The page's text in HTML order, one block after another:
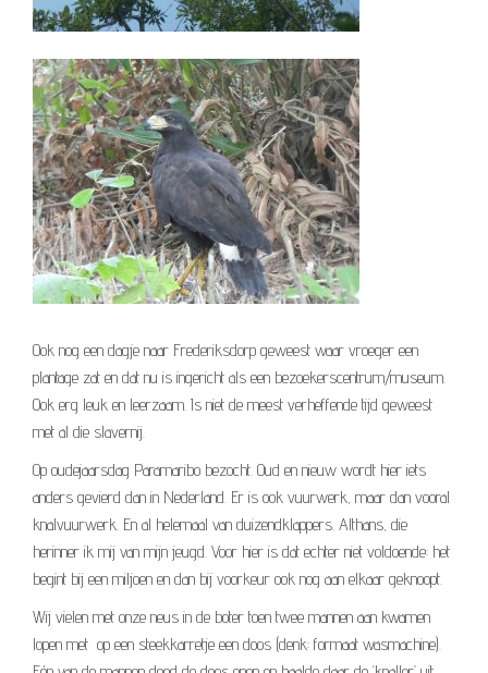
Ook nog een dagje naar Frederiksdorp geweest waar vroeger een
plantage zat en dat nu is ingericht als een bezoekerscentrum/museum.
Ook erg leuk en leerzaam. Is niet de meest verheffende tijd geweest
met al die slavernij.
Op oudejaarsdag Paramaribo bezocht. Oud en nieuw wordt hier iets
anders gevierd dan in Nederland. Er is ook vuurwerk, maar dan vooral
knalvuurwerk. En al helemaal van duizendklappers. Althans, die
herinner ik mij van mijn jeugd. Voor hier is dat echter niet voldoende: het
begint bij een miljoen en dan bij voorkeur ook nog aan elkaar geknoopt.
Wij vielen met onze neus in de boter toen twee mannen aan kwamen
lopen met op een steekkarretje een doos (denk: formaat wasmachine).